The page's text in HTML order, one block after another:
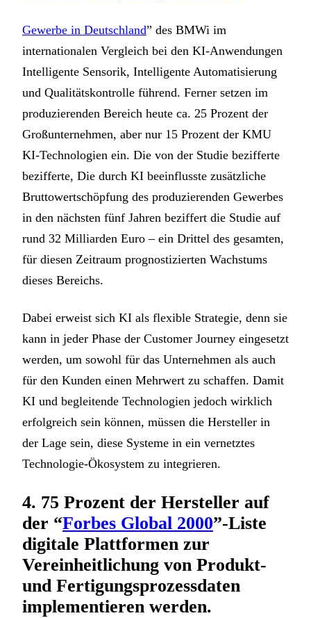
Gewerbe in Deutschland” des BMWi im
internationalen Vergleich bei den KI-Anwendungen
Intelligente Sensorik, Intelligente Automatisierung
und Qualitätskontrolle führend. Ferner setzen im
produzierenden Bereich heute ca. 25 Prozent der
Großunternehmen, aber nur 15 Prozent der KMU
KI-Technologien ein. Die von der Studie bezifferte
bezifferte, Die durch KI beeinflusste zusätzliche
Bruttowertschöpfung des produzierenden Gewerbes
in den nächsten fünf Jahren beziffert die Studie auf
rund 32 Milliarden Euro – ein Drittel des gesamten,
für diesen Zeitraum prognostizierten Wachstums
dieses Bereichs.
Dabei erweist sich KI als flexible Strategie, denn sie
kann in jeder Phase der Customer Journey eingesetzt
werden, um sowohl für das Unternehmen als auch
für den Kunden einen Mehrwert zu schaffen. Damit
KI und begleitende Technologien jedoch wirklich
erfolgreich sein können, müssen die Hersteller in
der Lage sein, diese Systeme in ein vernetztes
Technologie-Ökosystem zu integrieren.
4. 75 Prozent der Hersteller auf
der “Forbes Global 2000”-Liste
digitale Plattformen zur
Vereinheitlichung von Produkt-
und Fertigungsprozessdaten
implementieren werden.